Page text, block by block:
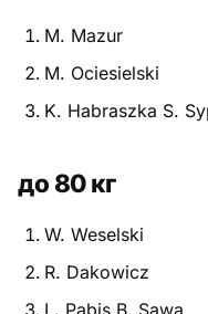
Тренировочный
Турниры
M. Mazur
M. Ociesielski
K. Habraszka S.
до 80 кг
W. Weselski
R. Dakowicz
L. Pabis B. Sawa